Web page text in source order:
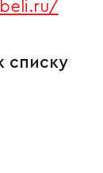
списку